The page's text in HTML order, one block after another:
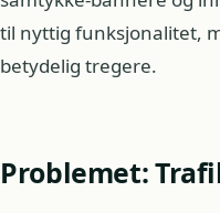
til nyttig funksjonalitet,
betydelig tregere.
Problemet: